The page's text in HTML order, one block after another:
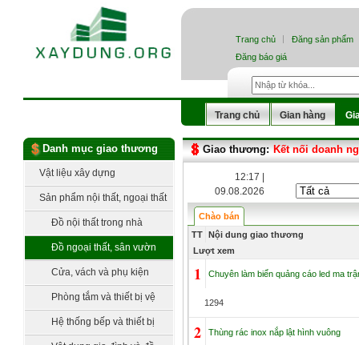
Trang chủ
Đăng sản phẩm
Đăng báo giá
Trang chủ Gian hàng
Danh mục giao thương
Vật liệu xây dựng
Sản phẩm nội thất, ngoại thất
Đồ nội thất trong nhà
Đồ ngoại thất, sân vườn
Cửa, vách và phụ kiện
Phòng tắm và thiết bị vệ
Hệ thống bếp và thiết bị
Giao thương: Kết nối doanh
12:17 |
09.08.2026
Chào bán
TT
Nội dung giao thương
Lượt xem
1 Chuyên làm biển quảng cáo led ma
1294
2 Thùng rác inox nắp lật hình vuông